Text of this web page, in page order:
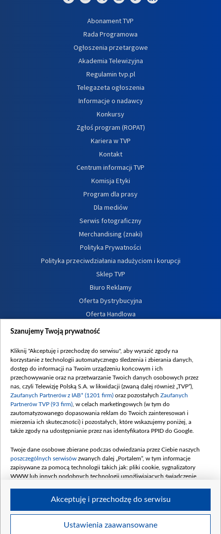
Abonament TVP
Rada Programowa
Ogłoszenia przetargowe
Akademia Telewizyjna
Regulamin tvp.pl
Telegazeta ogłoszenia
Informacje o nadawcy
Konkursy
Zgłoś program (ROPAT)
Kariera w TVP
Kontakt
Centrum informacji TVP
Komisja Etyki
Program dla prasy
Dla mediów
Serwis fotograficzny
Merchandising (znaki)
Polityka Prywatności
Polityka przeciwdziałania nadużyciom i korupcji
Sklep TVP
Biuro Reklamy
Oferta Dystrybucyjna
Oferta Handlowa
Dostępność
Procedura zgłoszeń wewnętrznych
Szanujemy Twoją prywatność
Kliknij "Akceptuję i przechodzę do serwisu", aby wyrazić zgody na
korzystanie z technologii automatycznego śledzenia i zbierania danych,
dostęp do informacji na Twoim urządzeniu końcowym i ich
przechowywanie oraz na przetwarzanie Twoich danych osobowych przez
nas, czyli Telewizję Polską S.A. w likwidacji (zwaną dalej również „TVP”),
Zaufanych Partnerów z IAB* (1201 firm) oraz pozostałych Zaufanych
Partnerów TVP (93 firm) , w celach marketingowych (w tym do
zautomatyzowanego dopasowania reklam do Twoich zainteresowań i
mierzenia ich skuteczności) i pozostałych, które wskazujemy poniżej, a
także zgody na udostępnianie przez nas identyfikatora PPID do Google.
Twoje dane osobowe zbierane podczas odwiedzania przez Ciebie naszych
poszczególnych serwisów zwanych dalej „Portalem”, w tym informacje
zapisywane za pomocą technologii takich jak: pliki cookie, sygnalizatory
WWW lub innych podobnych technologii umożliwiających świadczenie
Twoje dane osobowe zbierane podczas odwiedzania przez Ciebie
Ustawienia zaawansowane
Akceptuję i przechodzę do serwisu